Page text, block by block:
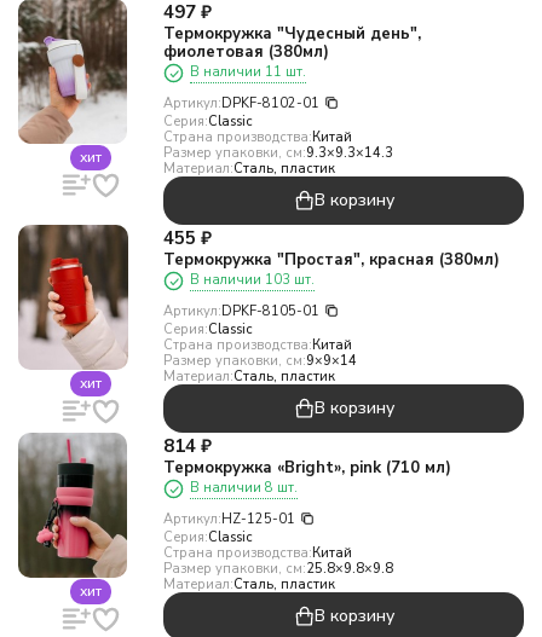
хит
497 ₽
Термокружка "Чудесный день",
фиолетовая (380мл)
В наличии 11 шт.
Артикул:DPKF-8102-01
Серия:Classic
Страна производства:Китай
Размер упаковки, см:9.3×9.3×14.3
Материал:Сталь, пластик
В корзину
хит
455 ₽
Термокружка "Простая", красная (380мл)
В наличии 103 шт.
Артикул:DPKF-8105-01
Серия:Classic
Страна производства:Китай
Размер упаковки, см:9×9×14
Материал:Сталь, пластик
В корзину
хит
814 ₽
Термокружка «Bright», pink (710 мл)
В наличии 8 шт.
Артикул:HZ-125-01
Серия:Classic
Страна производства:Китай
Размер упаковки, см:25.8×9.8×9.8
Материал:Сталь, пластик
В корзину